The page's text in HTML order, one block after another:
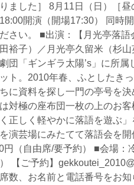
ました］ 8月11日（日）［
18:00開演（開場17:30） 同時
さい。 ■出演：【月光亭落
裕子）／月光亭久留米（杉
団「ギンギラ太陽’s」に所
ト。2010年春、ふとしたき
に資料を探し一門の亭号を
対極の座布団一枚の上のお
正しく軽やかに落語を遊ぶ
演芸場にみたてて落語会を
円（自由席/要予約） ■会場：
【ご予約】
数、お名前と電話番号をお